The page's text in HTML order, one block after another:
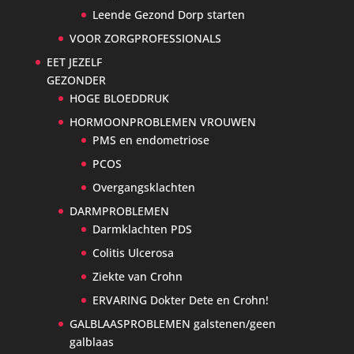
Leende Gezond Dorp starten
VOOR ZORGPROFESSIONALS
EET JEZELF
GEZONDER
HOGE BLOEDDRUK
HORMOONPROBLEMEN VROUWEN
PMS en endometriose
PCOS
Overgangsklachten
DARMPROBLEMEN
Darmklachten PDS
Colitis Ulcerosa
Ziekte van Crohn
ERVARING Dokter Dete en Crohn!
GALBLAASPROBLEMEN galstenen/geen
galblaas